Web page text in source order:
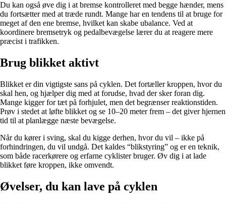
Du kan også øve dig i at bremse kontrolleret med begge hænder, mens
du fortsætter med at træde rundt. Mange har en tendens til at bruge for
meget af den ene bremse, hvilket kan skabe ubalance. Ved at
koordinere bremsetryk og pedalbevægelse lærer du at reagere mere
præcist i trafikken.
Brug blikket aktivt
Blikket er din vigtigste sans på cyklen. Det fortæller kroppen, hvor du
skal hen, og hjælper dig med at forudse, hvad der sker foran dig.
Mange kigger for tæt på forhjulet, men det begrænser reaktionstiden.
Prøv i stedet at løfte blikket og se 10–20 meter frem – det giver hjernen
tid til at planlægge næste bevægelse.
Når du kører i sving, skal du kigge derhen, hvor du vil – ikke på
forhindringen, du vil undgå. Det kaldes “blikstyring” og er en teknik,
som både racerkørere og erfarne cyklister bruger. Øv dig i at lade
blikket føre kroppen, ikke omvendt.
Øvelser, du kan lave på cyklen